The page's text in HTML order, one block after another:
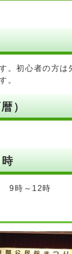
。初心者の方は
。
）
9時～12時